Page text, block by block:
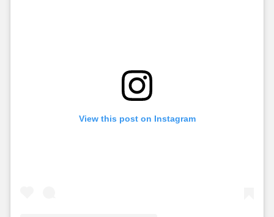
View this post on Instagram